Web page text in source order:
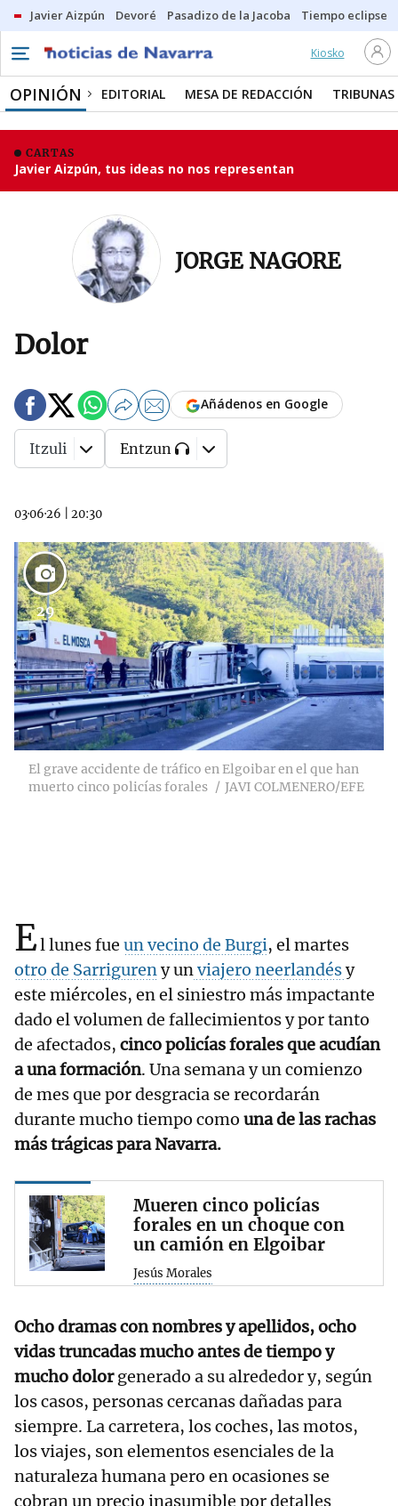
Javier Aizpún Devoré Pasadizo de la Jacoba Tiempo eclipse
Kiosko
OPINIÓN EDITORIAL MESA DE REDACCIÓN TRIBUNAS
CARTAS
Javier Aizpún, tus ideas no nos representan
JORGE NAGORE
Dolor
03·06·26 20:30
Añádenos en Google
Itzuli Entzun
29
El grave accidente de tráfico en Elgoibar en el que han
muerto cinco policías forales
JAVI COLMENERO/EFE
El lunes fue un vecino de Burgi, el martes
otro de Sarrigureny unviajero neerlandésy
este miércoles, en el siniestro más impactante
dado el volumen de fallecimientos y por tanto
de afectados, cinco policías forales que acudían
a una formación. Una semana y un comienzo
de mes que por desgracia se recordarán
durante mucho tiempo como una de las rachas
más trágicas para Navarra.
Mueren cinco policías
forales en un choque con
un camión en Elgoibar
Jesús Morales
Ocho dramas con nombres y apellidos, ocho
vidas truncadas mucho antes de tiempo y
mucho dolorgenerado a su alrededor y, según
los casos, personas cercanas dañadas para
siempre. La carretera, los coches, las motos,
los viajes, son elementos esenciales de la
naturaleza humana pero en ocasiones se
cobran un precio inasumible por detalles